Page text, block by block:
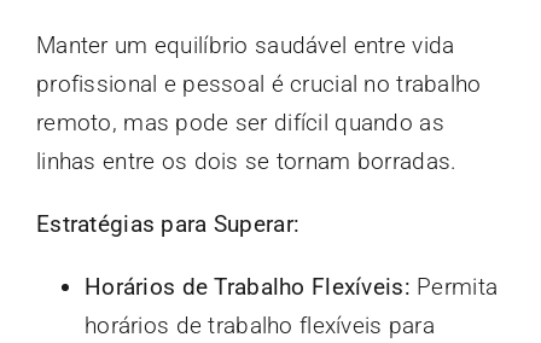
Manter um equilíbrio saudável entre vida
profissional e pessoal é crucial no trabalho
remoto, mas pode ser difícil quando as
linhas entre os dois se tornam borradas.
Estratégias para Superar:
Horários de Trabalho Flexíveis: Permita
horários de trabalho flexíveis para